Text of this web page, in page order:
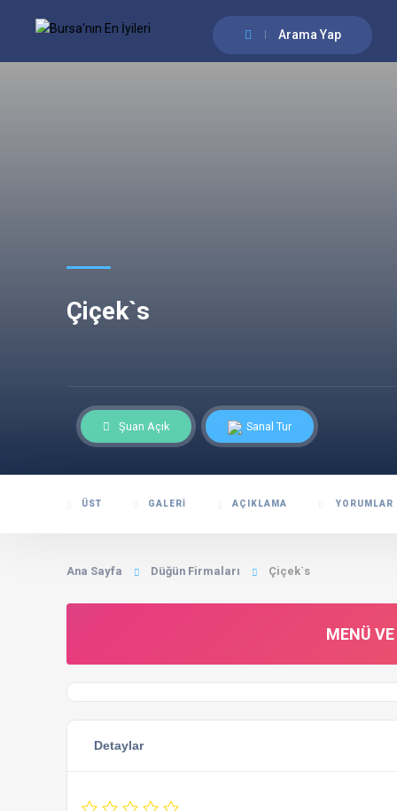
Arama Yap
Çiçek`s
Şuan Açık Sanal Tur
ÜST GALERI AÇIKLAMA YORUMLAR
Ana Sayfa Düğün Firmaları Çiçek`s
MENÜ
Detaylar